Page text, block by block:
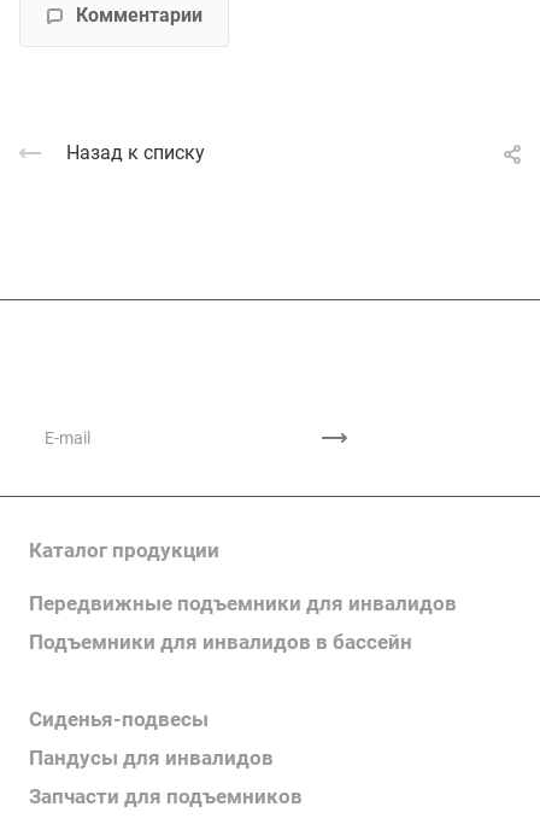
Комментарии
Назад к списку
Каталог продукции
Передвижные подъемники для инвалидов
Подъемники для инвалидов в бассейн
Сиденья-подвесы
Пандусы для инвалидов
Запчасти для подъемников